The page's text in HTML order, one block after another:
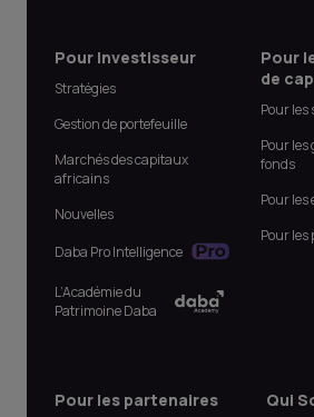
Pour Investisseur
Stratégies
Gestion de portefeuille
Marchés des capitaux
africains
Nouvelles
Daba Pro Intelligence
L’Académie du
Patrimoine Daba
Pour
de
Pour
Pour
fonds
Pour les
Pour
Pour les partenaires Qui